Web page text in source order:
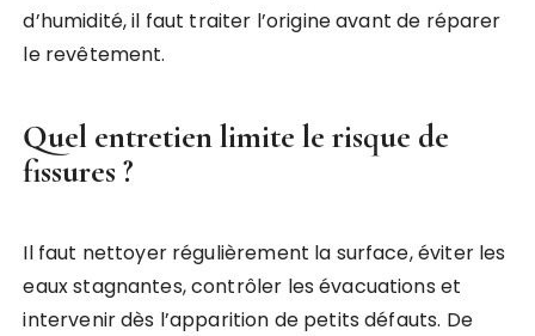
d’humidité, il faut traiter l’origine avant de réparer
le revêtement.
Quel entretien limite le risque de
fissures ?
Il faut nettoyer régulièrement la surface, éviter les
eaux stagnantes, contrôler les évacuations et
intervenir dès l’apparition de petits défauts. De